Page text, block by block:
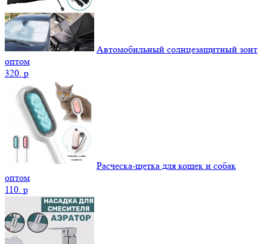
Автомобильный солнцезащитный зонт
оптом
320. p
Расческа-щетка для кошек и собак
оптом
110. p